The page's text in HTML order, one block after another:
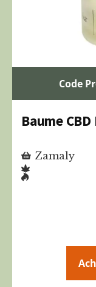
Code
Baume
Zamaly